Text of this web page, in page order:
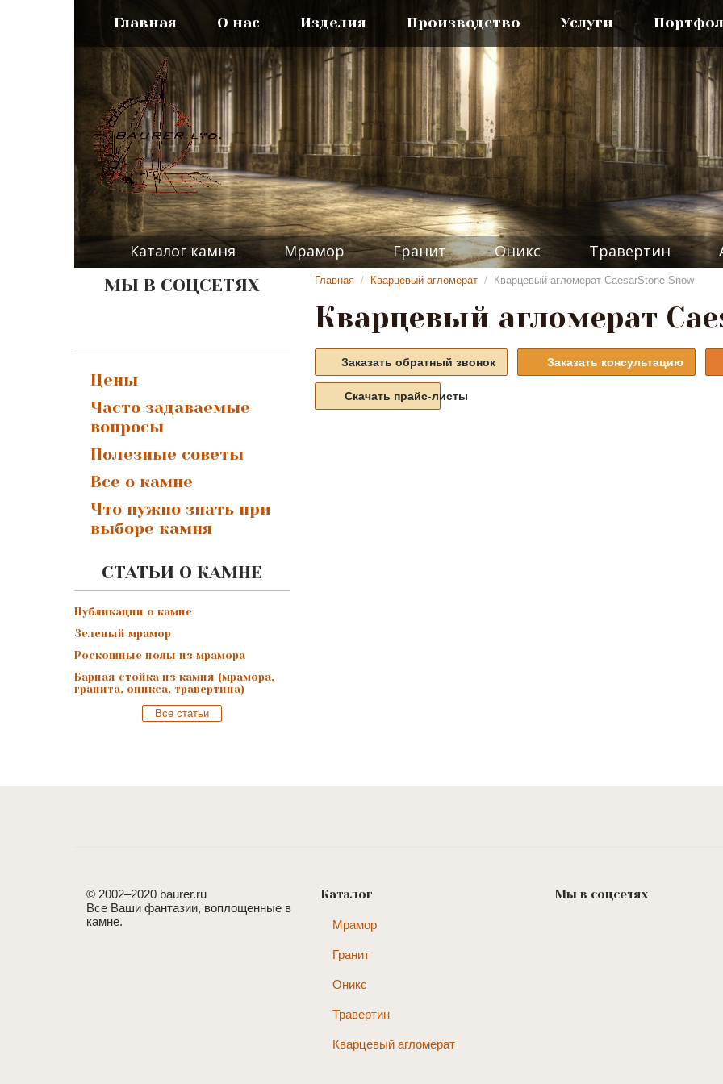
Главная О нас Изделия Производство Услуги
Каталог камня Мрамор Гранит Оникс Травертин
МЫ В СОЦСЕТЯХ
Цены
Часто задаваемые
вопросы
Полезные советы
Все о камне
Что нужно знать при
выборе камня
СТАТЬИ О КАМНЕ
Публикации о камне
Зеленый мрамор
Роскошные полы из мрамора
Барная стойка из камня (мрамора,
гранита, оникса, травертина)
Все статьи
Главная / Кварцевый агломерат / Кварцевый агломерат CaesarStone Snow
Кварцевый агломерат
Заказать обратный звонок Заказать консультацию
Скачать прайс-листы
© 2002–2020 baurer.ru
Все Ваши фантазии, воплощенные в
камне.
Каталог
Мрамор
Гранит
Оникс
Травертин
Кварцевый агломерат
Мы в соцсетях